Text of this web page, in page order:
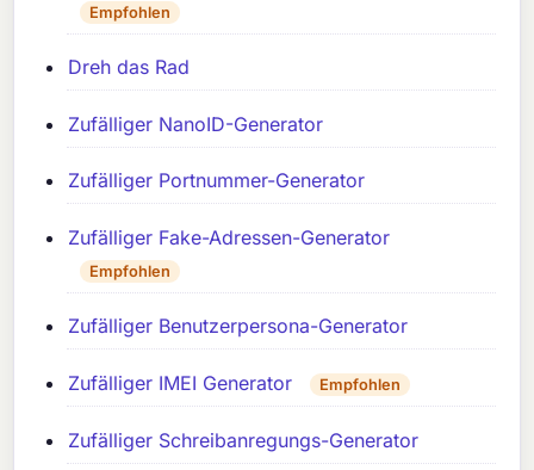
Empfohlen
Dreh das Rad
Zufälliger NanoID-Generator
Zufälliger Portnummer-Generator
Zufälliger Fake-Adressen-Generator
Empfohlen
Zufälliger Benutzerpersona-Generator
Zufälliger IMEI Generator Empfohlen
Zufälliger Schreibanregungs-Generator